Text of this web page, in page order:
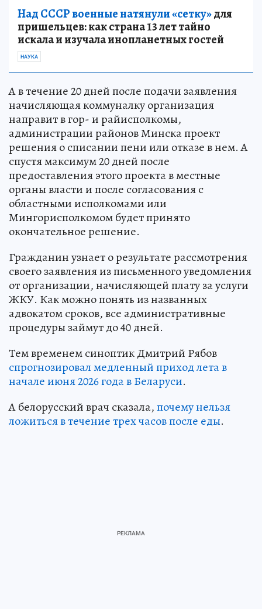
Над СССР военные натянули «сетку»для
пришельцев: как страна 13 лет тайно
искала и изучала инопланетных гостей
НАУКА
А в течение 20 дней после подачи заявления
начисляющая коммуналку организация
направит в гор- и райисполкомы,
администрации районов Минска проект
решения о списании пени или отказе в нем. А
спустя максимум 20 дней после
предоставления этого проекта в местные
органы власти и после согласования с
областными исполкомами или
Мингорисполкомом будет принято
окончательное решение.
Гражданин узнает о результате рассмотрения
своего заявления из письменного уведомления
от организации, начисляющей плату за услуги
ЖКУ. Как можно понять из названных
адвокатом сроков, все административные
процедуры займут до 40 дней.
Тем временем синоптик Дмитрий Рябов
спрогнозировал медленный приход лета в
начале июня 2026 года в Беларуси.
А белорусский врач сказала,почему нельзя
ложиться в течение трех часов после еды.